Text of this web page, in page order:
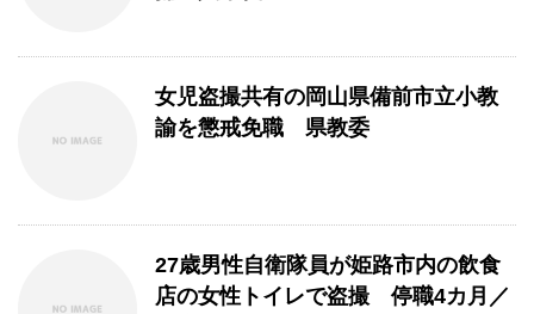
女児盗撮共有の岡山県備前市立小教
諭を懲戒免職 県教委
27歳男性自衛隊員が姫路市内の飲食
店の女性トイレで盗撮 停職4カ月／